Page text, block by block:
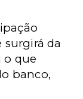
surgirá da
o que
banco,